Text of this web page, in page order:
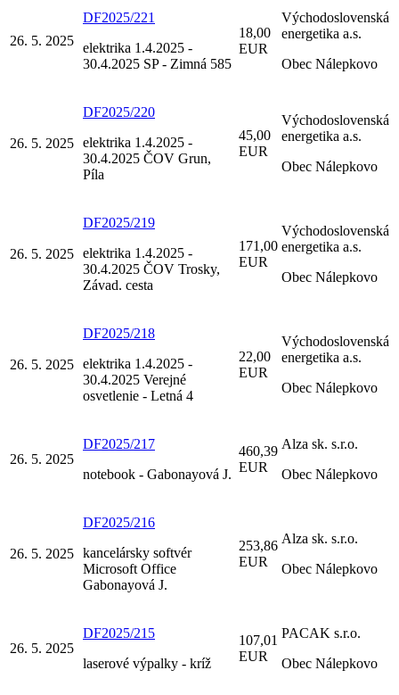
26. 5. 2025
DF2025/221
elektrika 1.4.2025 -
30.4.2025 SP - Zimná 585
18,00
EUR
Východoslovenská
energetika a.s.
Obec Nálepkovo
26. 5. 2025
DF2025/220
elektrika 1.4.2025 -
30.4.2025 ČOV Grun,
Píla
45,00
EUR
Východoslovenská
energetika a.s.
Obec Nálepkovo
26. 5. 2025
DF2025/219
elektrika 1.4.2025 -
30.4.2025 ČOV Trosky,
Závad. cesta
171,00
EUR
Východoslovenská
energetika a.s.
Obec Nálepkovo
26. 5. 2025
DF2025/218
elektrika 1.4.2025 -
30.4.2025 Verejné
osvetlenie - Letná 4
22,00
EUR
Východoslovenská
energetika a.s.
Obec Nálepkovo
26. 5. 2025
DF2025/217
notebook - Gabonayová J.
460,39
EUR
Alza sk. s.r.o.
Obec Nálepkovo
26. 5. 2025
DF2025/216
kancelársky softvér
Microsoft Office
Gabonayová J.
253,86
EUR
Alza sk. s.r.o.
Obec Nálepkovo
26. 5. 2025
DF2025/215
laserové výpalky - kríž
107,01
EUR
PACAK s.r.o.
Obec Nálepkovo